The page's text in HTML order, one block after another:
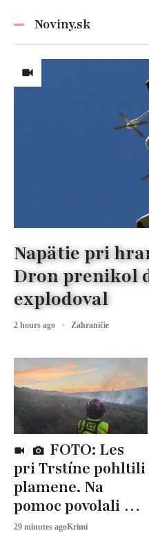
Noviny.sk
pri Trstíne pohltili
plamene. Na
pomoc povolali aj
vrtuľník
29 minutes agoKrimi
Napätie pri
Dron prenikol
explodoval
2 hours ago Zahraničie